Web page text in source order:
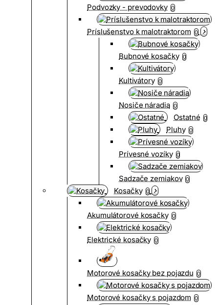
Podvozky - prevodovky 0
Príslušenstvo k malotraktorom 0
Bubnové kosačky 0
Kultivátory 0
Nosiče náradia 0
Ostatné 0
Pluhy 0
Prívesné vozíky 0
Sadzače zemiakov 0
Kosačky 0
Akumulátorové kosačky 0
Elektrické kosačky 0
Motorové kosačky bez pojazdu 0
Motorové kosačky s pojazdom 0